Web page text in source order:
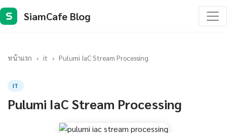
S SiamCafe Blog
หน้าแรก › it › Pulumi IaC Stream Processing
IT
Pulumi IaC Stream Processing